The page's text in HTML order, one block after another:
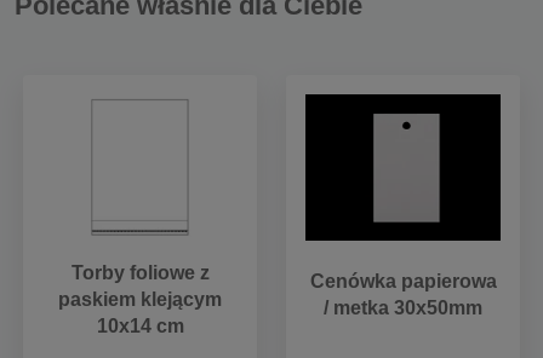
Torby foliowe z
paskiem klejącym
10x14 cm
Cenówka papierowa
/ metka 30x50mm